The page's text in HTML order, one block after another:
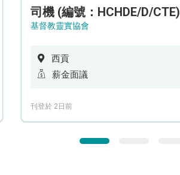
司機 (編號：HCHDE/D/CTE)
基督教靈實協會
西貢
薪金面議
刊登於 2日前